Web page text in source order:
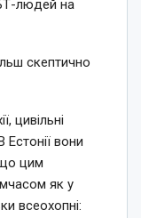
людей на
скептично
цивільні
вони
цим
як у
всеохопні: